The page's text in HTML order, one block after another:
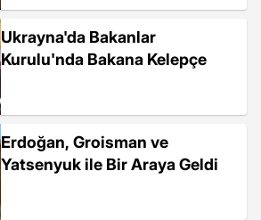
Ukrayna'da Bakanlar
Kurulu'nda Bakana Kelepçe
Erdoğan, Groisman ve
Yatsenyuk ile Bir Araya Geldi